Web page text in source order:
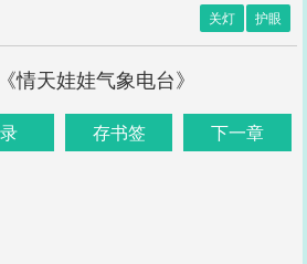
关灯 护眼
情天娃娃气象电台》
存书签 下一章